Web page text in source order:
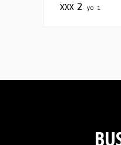
xxx 2 yo 1